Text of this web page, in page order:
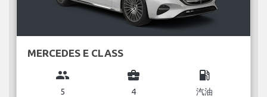
MERCEDES E CLASS
group
5
business_center
4
local_gas_station
汽油